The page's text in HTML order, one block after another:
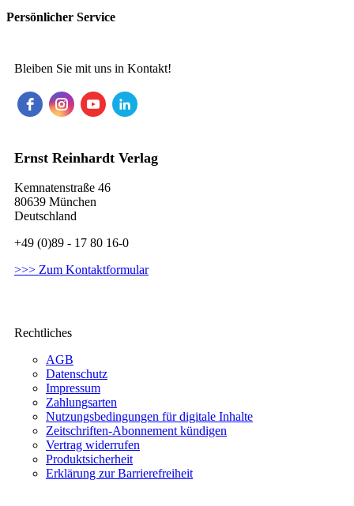
Persönlicher Service
Bleiben Sie mit uns in Kontakt!
Ernst Reinhardt Verlag
Kemnatenstraße 46
80639 München
Deutschland
+49 (0)89 - 17 80 16-0
>>> Zum Kontaktformular
Rechtliches
AGB
Datenschutz
Impressum
Zahlungsarten
Nutzungsbedingungen für digitale Inhalte
Zeitschriften-Abonnement kündigen
Vertrag widerrufen
Produktsicherheit
Erklärung zur Barrierefreiheit